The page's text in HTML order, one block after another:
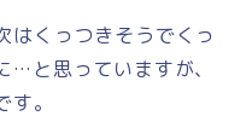
はくっつきそうでくっ
…と思っていますが、
。